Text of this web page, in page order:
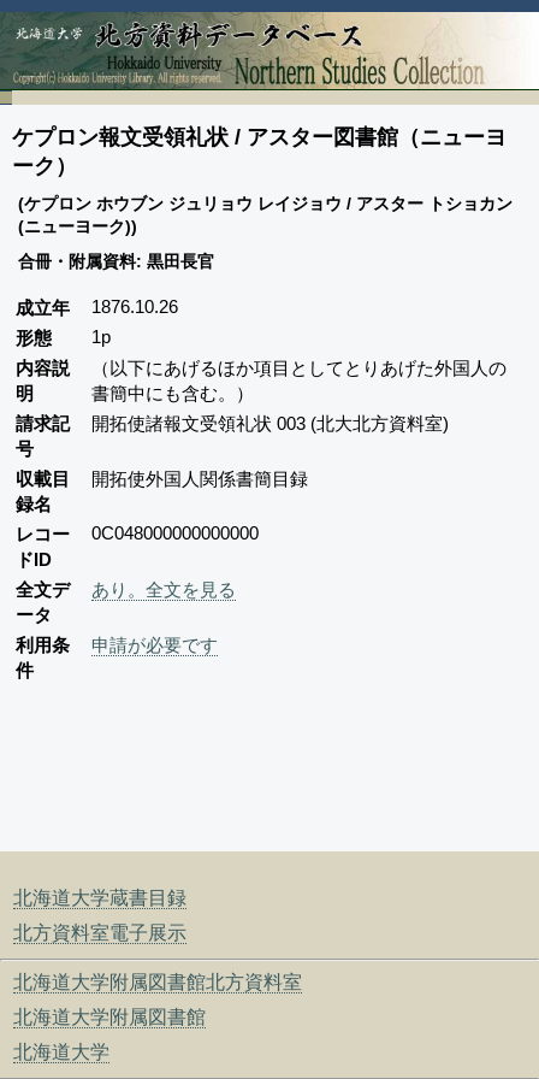
北海道大学蔵書目録
北方資料室電子展示
北海道大学附属図書館北方資料室
北海道大学附属図書館
北海道大学
ケプロン報文受領礼状 / アスター図書館（ニューヨ
ーク）
(ケプロン ホウブン ジュリョウ レイジョウ / アスター トショカン
(ニューヨーク))
合冊・附属資料: 黒田長官
成立年
1876.10.26
形態
1p
内容説
明
（以下にあげるほか項目としてとりあげた外国人の
書簡中にも含む。）
請求記
号
開拓使諸報文受領礼状 003 (北大北方資料室)
収載目
録名
開拓使外国人関係書簡目録
レコー
ドID
0C048000000000000
全文デ
ータ
あり。全文を見る
利用条
件
申請が必要です